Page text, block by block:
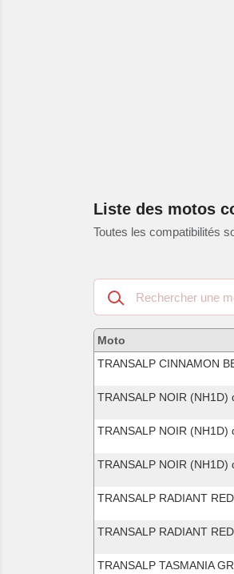
Liste des motos
Toutes les compatibilités
Recherche
dans
les
motos
compatibles
Moto
TRANSALP CINNAMON
TRANSALP NOIR (NH1D)
TRANSALP NOIR (NH1D)
TRANSALP NOIR (NH1D)
TRANSALP RADIANT
TRANSALP RADIANT
TRANSALP TASMANIA